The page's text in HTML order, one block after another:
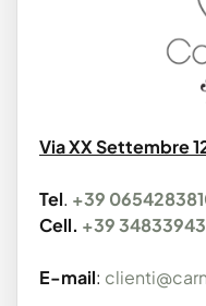
Via XX Settembre
Tel. +39
Cell. +39
E-mail: